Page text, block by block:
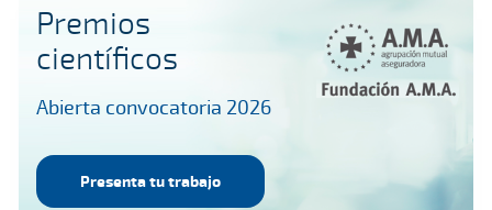
Premios
científicos
Abierta convocatoria 2026
Presenta tu trabajo